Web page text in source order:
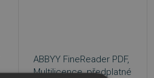
ABBYY FineReader PDF,
Multilicence, předplatné